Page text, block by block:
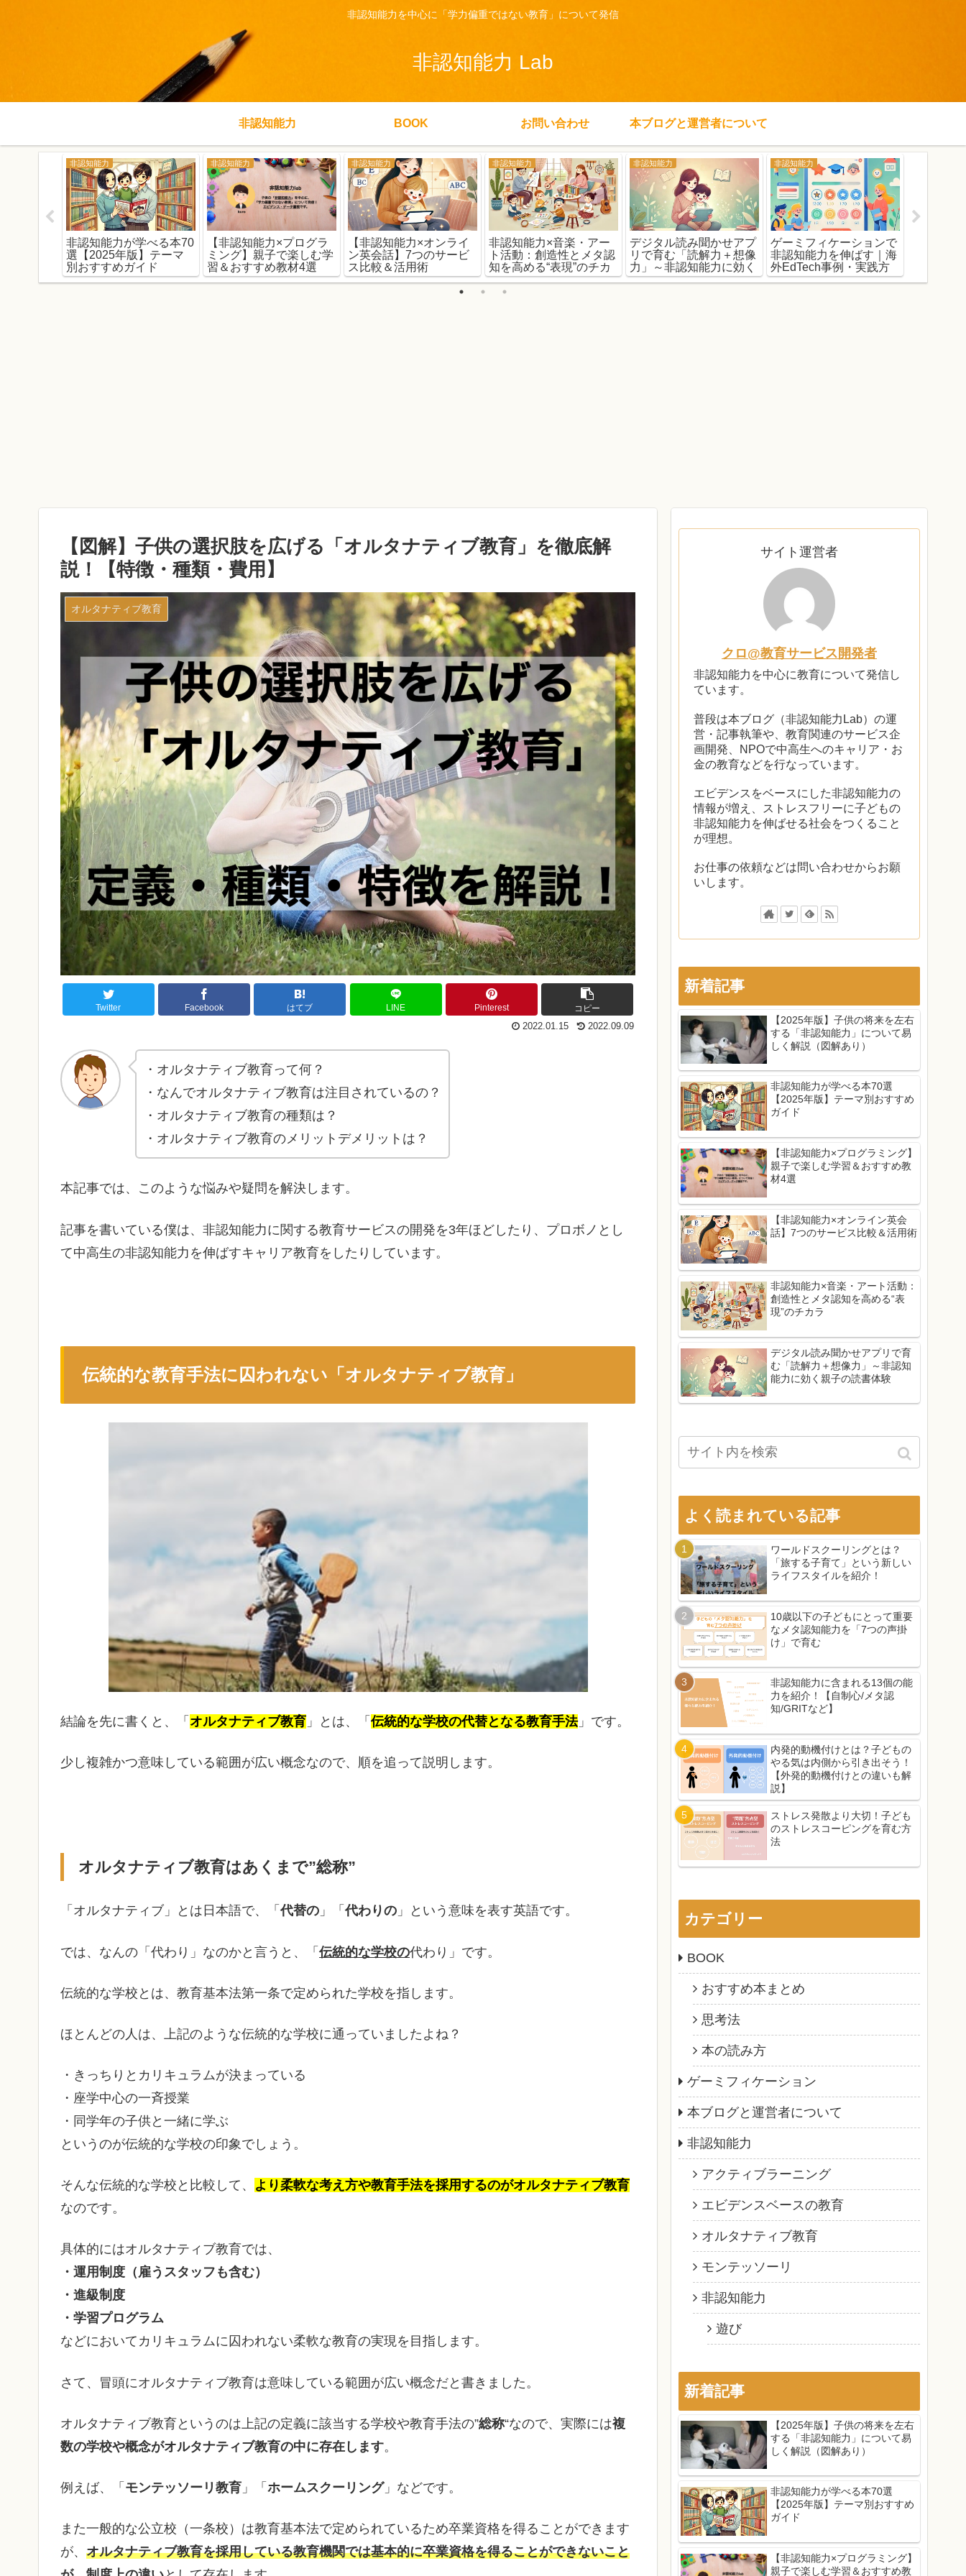
非認知能力を中心に「学力偏重ではない教育」について発信
非認知能力 Lab
非認知能力 BOOK お問い合わせ 本ブログと運営者について
非認知能力
非認知能力が学べる本70
選【2025年版】テーマ
別おすすめガイド
非認知能力
【非認知能力×プログラ
ミング】親子で楽しむ学
習＆おすすめ教材4選
非認知能力
【非認知能力×オンライ
ン英会話】7つのサービ
ス比較＆活用術
非認知能力
非認知能力×音楽・アー
ト活動：創造性とメタ認
知を高める“表現”のチカ
ラ
非認知能力
デジタル読み聞かせアプ
リで育む「読解力＋想像
力」～非認知能力に効く
親子の読書体験
非認知能力
ゲーミフィケーションで
非認知能力を伸ばす｜海
外EdTech事例・実践方
法で学習意欲アップ
【図解】子供の選択肢を広げる「オルタナティブ教育」を徹底解
説！【特徴・種類・費用】
オルタナティブ教育
Twitter Facebook はてブ LINE Pinterest
コピー
2022.09.09
2022.01.15
・オルタナティブ教育って何？
・なんでオルタナティブ教育は注目されているの？
・オルタナティブ教育の種類は？
・オルタナティブ教育のメリットデメリットは？
本記事では、このような悩みや疑問を解決します。
記事を書いている僕は、非認知能力に関する教育サービスの開発を3年ほどしたり、プロボノとし
て中高生の非認知能力を伸ばすキャリア教育をしたりしています。
伝統的な教育手法に囚われない「オルタナティブ教育」
結論を先に書くと、「 オルタナティブ教育 」とは、「伝統的な学校の代替となる教育手法」です。
少し複雑かつ意味している範囲が広い概念なので、順を追って説明します。
オルタナティブ教育はあくまで”総称”
「オルタナティブ」とは日本語で、「代替の 」「代わりの 」という意味を表す英語です。
では、なんの「代わり」なのかと言うと、「 伝統的な学校の代わり」です。
伝統的な学校とは、教育基本法第一条で定められた学校を指します。
ほとんどの人は、上記のような伝統的な学校に通っていましたよね？
・きっちりとカリキュラムが決まっている
・座学中心の一斉授業
・同学年の子供と一緒に学ぶ
というのが伝統的な学校の印象でしょう。
そんな伝統的な学校と比較して、 より柔軟な考え方や教育手法を採用するのがオルタナティブ教育
なのです。
具体的にはオルタナティブ教育では、
・運用制度（雇うスタッフも含む）
・進級制度
・学習プログラム
などにおいてカリキュラムに囚われない柔軟な教育の実現を目指します。
さて、冒頭にオルタナティブ教育は意味している範囲が広い概念だと書きました。
オルタナティブ教育というのは上記の定義に該当する学校や教育手法の”総称“なので、実際には複
数の学校や概念がオルタナティブ教育の中に存在します。
例えば、「 モンテッソーリ教育 」「 ホームスクーリング」などです。
また一般的な公立校（一条校）は教育基本法で定められているため卒業資格を得ることができます
が、 オルタナティブ教育を採用している教育機関では基本的に卒業資格を得ることができないこと
サイト運営者
クロ@教育サービス開発者
非認知能力を中心に教育について発信し
ています。
普段は本ブログ（非認知能力Lab）の運
営・記事執筆や、教育関連のサービス企
画開発、NPOで中高生へのキャリア・お
金の教育などを行なっています。
エビデンスをベースにした非認知能力の
情報が増え、ストレスフリーに子どもの
非認知能力を伸ばせる社会をつくること
が理想。
お仕事の依頼などは問い合わせからお願
いします。
新着記事
【2025年版】子供の将来を左右
する「非認知能力」について易
しく解説（図解あり）
非認知能力が学べる本70選
【2025年版】テーマ別おすすめ
ガイド
【非認知能力×プログラミング】
親子で楽しむ学習＆おすすめ教
材4選
【非認知能力×オンライン英会
話】7つのサービス比較＆活用術
非認知能力×音楽・アート活動：
創造性とメタ認知を高める“表
現”のチカラ
デジタル読み聞かせアプリで育
む「読解力＋想像力」～非認知
能力に効く親子の読書体験
よく読まれている記事
ワールドスクーリングとは？
「旅する子育て」という新しい
ライフスタイルを紹介！
10歳以下の子どもにとって重要
なメタ認知能力を「7つの声掛
け」で育む
非認知能力に含まれる13個の能
力を紹介！【自制心/メタ認
知/GRITなど】
内発的動機付けとは？子どもの
やる気は内側から引き出そう！
【外発的動機付けとの違いも解
説】
ストレス発散より大切！子ども
のストレスコーピングを育む方
法
カテゴリー
BOOK
おすすめ本まとめ
思考法
本の読み方
ゲーミフィケーション
本ブログと運営者について
非認知能力
アクティブラーニング
エビデンスベースの教育
オルタナティブ教育
モンテッソーリ
非認知能力
遊び
新着記事
【2025年版】子供の将来を左右
する「非認知能力」について易
しく解説（図解あり）
非認知能力が学べる本70選
【2025年版】テーマ別おすすめ
ガイド
【非認知能力×プログラミング】
親子で楽しむ学習＆おすすめ教